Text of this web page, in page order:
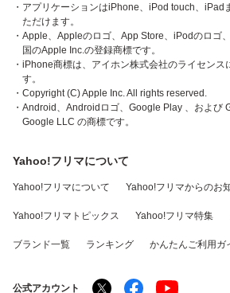
・アプリケーションはiPhone、iPod touch、iPad
ただけます。
・Apple、Appleのロゴ、App Store、iPodのロゴ
国のApple Inc.の登録商標です。
・iPhone商標は、アイホン株式会社のライセンス
す。
・Copyright (C) Apple Inc. All rights reserved.
・Android、Androidロゴ、Google Play 、および
Google LLC の商標です。
Yahoo!フリマについて
Yahoo!フリマについて Yahoo!フリマからのお
Yahoo!フリマトピックス Yahoo!フリマ特集
ブランド一覧 ランキング かんたんご利用ガ
公式アカウント